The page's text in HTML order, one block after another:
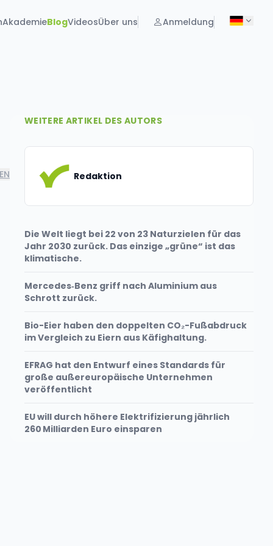
AkademieBlogVideosÜber uns Anmeldung
WEITERE ARTIKEL DES AUTORS
Redaktion
Die Welt liegt bei 22 von 23 Naturzielen für das
Jahr 2030 zurück. Das einzige „grüne“ ist das
klimatische.
Mercedes‑Benz griff nach Aluminium aus
Schrott zurück.
Bio-Eier haben den doppelten CO₂-Fußabdruck
im Vergleich zu Eiern aus Käfighaltung.
EFRAG hat den Entwurf eines Standards für
große außereuropäische Unternehmen
veröffentlicht
EU will durch höhere Elektrifizierung jährlich
260 Milliarden Euro einsparen